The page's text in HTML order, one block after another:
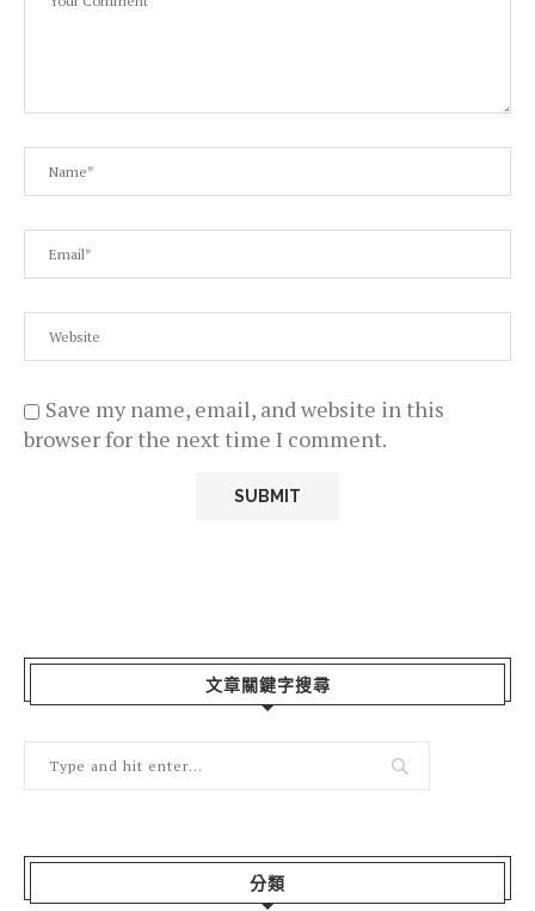
Save my name, email, and website in this
browser for the next time I comment.
文章關鍵字搜尋
分類